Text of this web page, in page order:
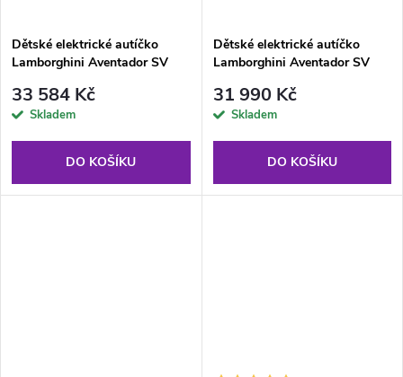
Dětské elektrické autíčko
Lamborghini Aventador SV
33 584 Kč
Skladem
DO KOŠÍKU
Dětské elektrické autíčko
Lamborghini Aventador SV
31 990 Kč
Skladem
DO KOŠÍKU